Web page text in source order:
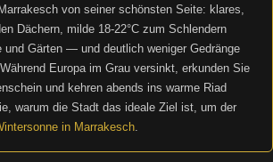
von seiner schönsten Seite: klares,
Dächern, milde 18-22°C zum Schlendern
und Gärten — und deutlich weniger Gedränge
Europa im Grau versinkt, erkunden Sie
und kehren abends ins warme Riad
warum die Stadt das ideale Ziel ist, um der
in Marrakesch